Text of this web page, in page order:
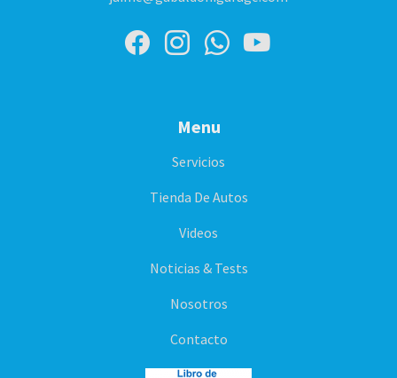
Menu
Servicios
Tienda De Autos
Videos
Noticias & Tests
Nosotros
Contacto